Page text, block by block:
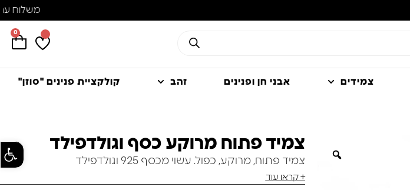
0
צמידים אבני חן ופנינים זהב קולקציית פנינים "סוזן"
צמיד פתוח מרוקע כסף וגולדפילד
צמיד פתוח, מרוקע, כפול. עשוי מכסף 925 וגולדפילד
+ קראו עוד
פתח